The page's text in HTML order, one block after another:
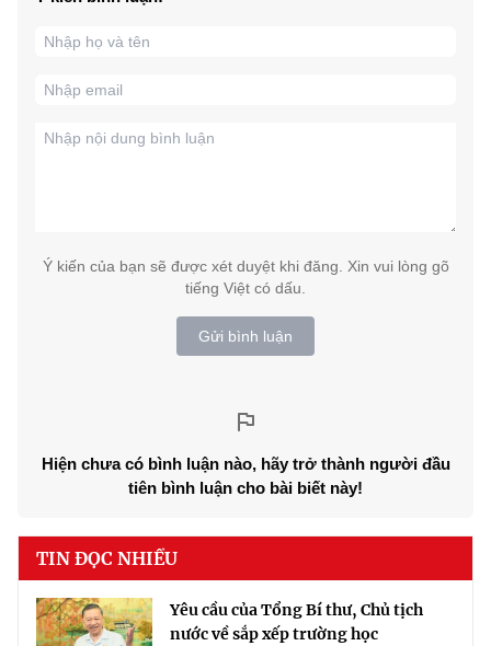
Ý kiến của bạn sẽ được xét duyệt khi đăng. Xin vui lòng gõ
tiếng Việt có dấu.
Gửi bình luận
Hiện chưa có bình luận nào, hãy trở thành người đầu
tiên bình luận cho bài biết này!
TIN ĐỌC NHIỀU
Yêu cầu của Tổng Bí thư, Chủ tịch
nước về sắp xếp trường học